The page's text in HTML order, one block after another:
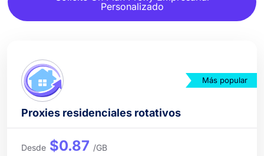
Personalizado
Más popular
Proxies residenciales rotativos
Desde $0.87 /GB